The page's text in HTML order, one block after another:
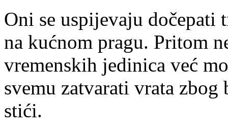
Oni se uspijevaju
na kućnom pragu. Pritom
vremenskih jedinica već
svemu zatvarati vrata
stići.